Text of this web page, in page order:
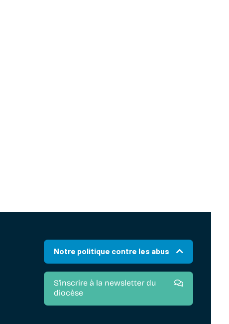
Notre politique contre les abus
S'inscrire à la newsletter du
diocèse